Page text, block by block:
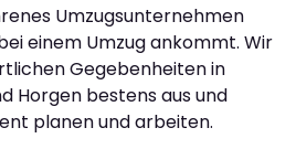
Umzugsunternehmen
einem Umzug ankommt. Wir
Gegebenheiten in
Horgen bestens aus und
planen und arbeiten.